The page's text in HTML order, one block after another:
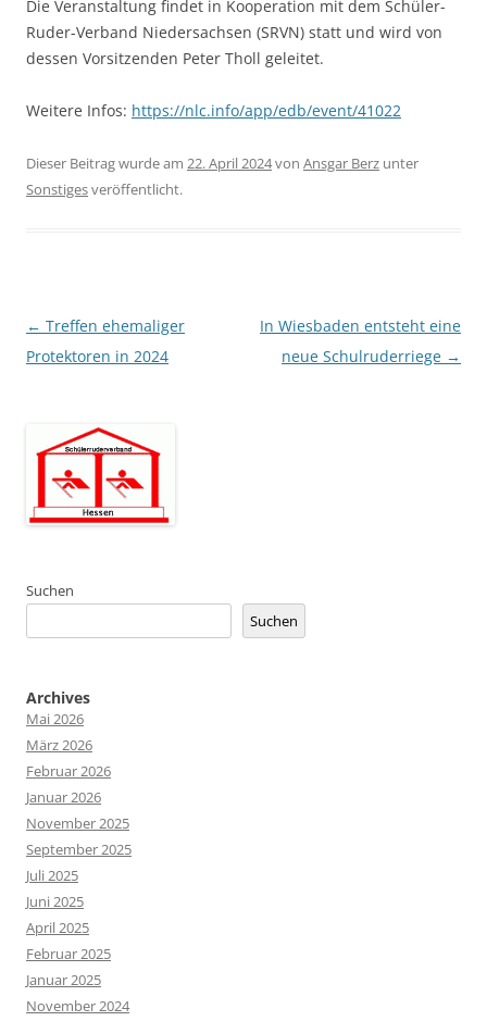
Die Veranstaltung findet in Kooperation mit dem Schüler-
Ruder-Verband Niedersachsen (SRVN) statt und wird von
dessen Vorsitzenden Peter Tholl geleitet.
Weitere Infos: https://nlc.info/app/edb/event/41022
Dieser Beitrag wurde am 22. April 2024von Ansgar Berz unter
Sonstigesveröffentlicht.
Beitragsnavigation
← Treffen ehemaliger
Protektoren in 2024
In Wiesbaden entsteht eine
neue Schulruderriege →
Suchen
Suchen
Archives
Mai 2026
März 2026
Februar 2026
Januar 2026
November 2025
September 2025
Juli 2025
Juni 2025
April 2025
Februar 2025
Januar 2025
November 2024